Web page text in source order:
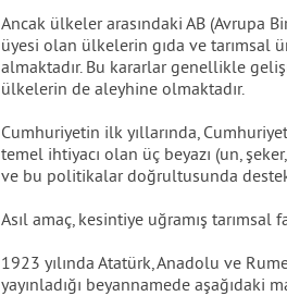
Ancak ülkeler arasındaki AB (Avrupa
üyesi olan ülkelerin gıda ve tarımsal
almaktadır. Bu kararlar genellikle
ülkelerin de aleyhine olmaktadır.
Cumhuriyetin ilk yıllarında,
temel ihtiyacı olan üç beyazı (un,
ve bu politikalar doğrultusunda
Asıl amaç, kesintiye uğramış
1923 yılında Atatürk, Anadolu ve
yayınladığı beyannamede aşağıdaki